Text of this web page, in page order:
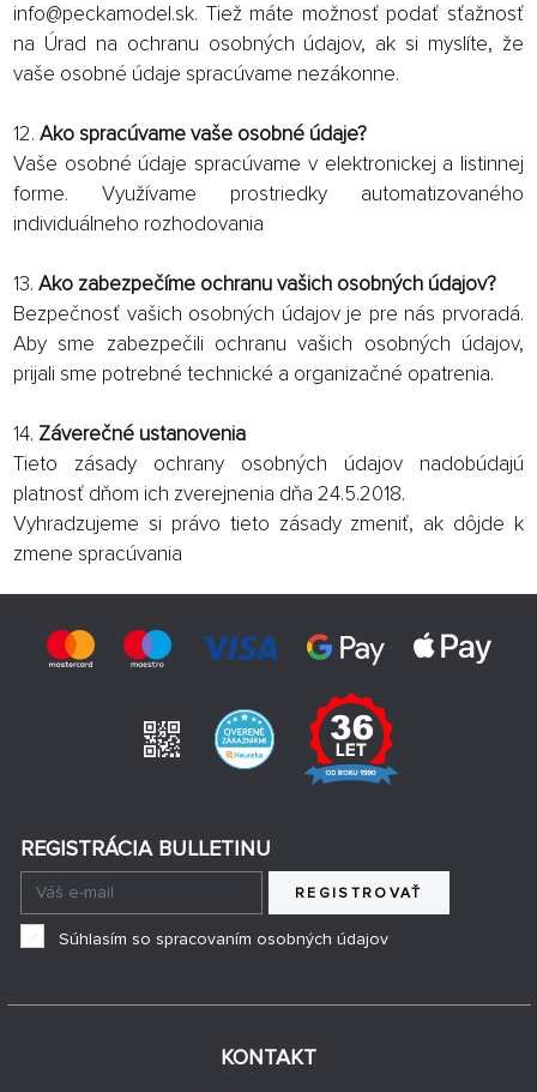
info@peckamodel.sk. Tiež máte možnosť podať sťažnosť
na Úrad na ochranu osobných údajov, ak si myslíte, že
vaše osobné údaje spracúvame nezákonne.
12. Ako spracúvame vaše osobné údaje?
Vaše osobné údaje spracúvame v elektronickej a listinnej
forme. Využívame prostriedky automatizovaného
individuálneho rozhodovania
13. Ako zabezpečíme ochranu vašich osobných údajov?
Bezpečnosť vašich osobných údajov je pre nás prvoradá.
Aby sme zabezpečili ochranu vašich osobných údajov,
prijali sme potrebné technické a organizačné opatrenia.
14. Záverečné ustanovenia
Tieto zásady ochrany osobných údajov nadobúdajú
platnosť dňom ich zverejnenia dňa 24.5.2018.
Vyhradzujeme si právo tieto zásady zmeniť, ak dôjde k
zmene spracúvania
KONTAKT
REGISTRÁCIA BULLETINU
REGISTROVAŤ
Súhlasím so spracovaním osobných údajov